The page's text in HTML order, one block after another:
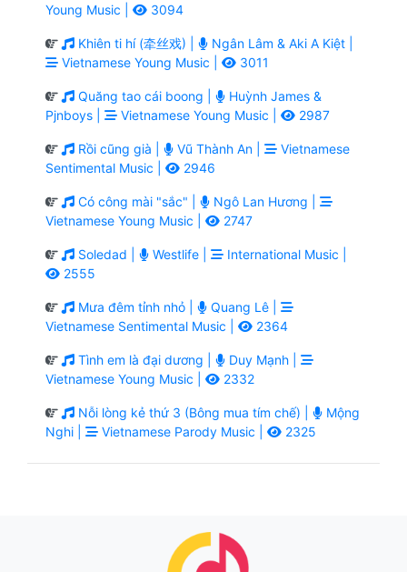
Young Music |
3094
Khiên ti hí (牵丝戏) |
Ngân Lâm & Aki A Kiệt |
Vietnamese Young Music |
3011
Quăng tao cái boong |
Huỳnh James &
Pjnboys |
Vietnamese Young Music | 2987
Rồi cũng già | Vũ Thành An |
Vietnamese
Sentimental Music |
2946
Có công mài "sắc" |
Ngô Lan Hương |
Vietnamese Young Music |
2747
Soledad | Westlife |
International Music |
2555
Mưa đêm tỉnh nhỏ |
Quang Lê |
Vietnamese Sentimental Music |
2364
Tình em là đại dương |
Duy Mạnh |
Vietnamese Young Music |
2332
Nỗi lòng kẻ thứ 3 (Bông mua tím chế) |
Mộng
Nghi |
Vietnamese Parody Music | 2325